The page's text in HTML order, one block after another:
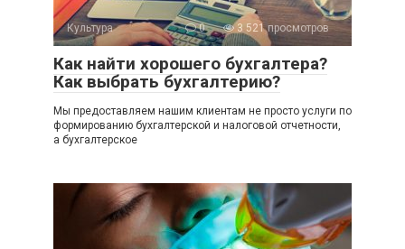
Культура 0 3 521 просмотров
Как найти хорошего бухгалтера?
Как выбрать бухгалтерию?
Мы предоставляем нашим клиентам не просто услуги по
формированию бухгалтерской и налоговой отчетности,
а бухгалтерское